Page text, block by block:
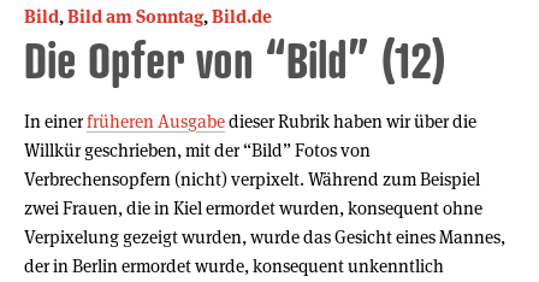
Bild,Bild am Sonntag,Bild.de
Die Opfer von “Bild” (12)
In einerfrüheren Ausgabedieser Rubrik haben wir über die
Willkür geschrieben, mit der “Bild” Fotos von
Verbrechensopfern (nicht) verpixelt. Während zum Beispiel
zwei Frauen, die in Kiel ermordet wurden, konsequent ohne
Verpixelung gezeigt wurden, wurde das Gesicht eines Mannes,
der in Berlin ermordet wurde, konsequent unkenntlich